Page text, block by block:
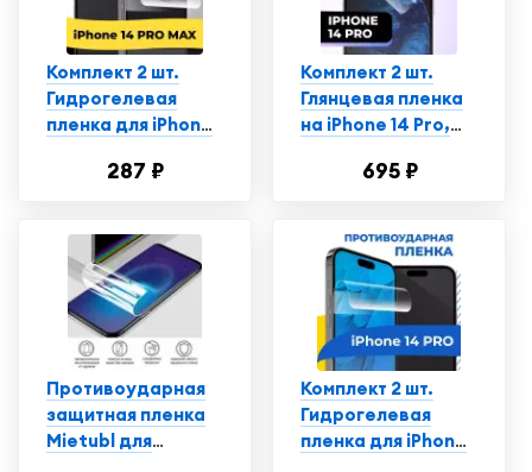
Комплект 2 шт.
Гидрогелевая
пленка для iPhone
глянцевая,
пленка-стекло на
Эпл Айфон 14 Про
Макс
287 ₽
Комплект 2 шт.
Глянцевая пленка
на iPhone 14 Pro,
защитная пленка
695 ₽
Противоударная
защитная пленка
Mietubl для
Комплект 2 шт.
Гидрогелевая
пленка для iPhone